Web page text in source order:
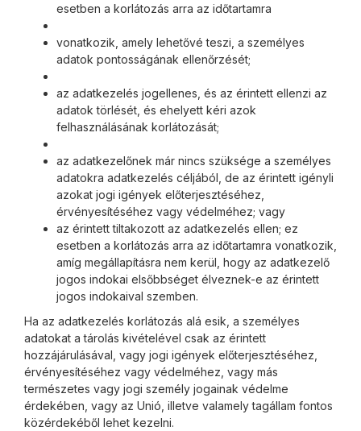
esetben a korlátozás arra az időtartamra
vonatkozik, amely lehetővé teszi, a személyes
adatok pontosságának ellenőrzését;
az adatkezelés jogellenes, és az érintett ellenzi az
adatok törlését, és ehelyett kéri azok
felhasználásának korlátozását;
az adatkezelőnek már nincs szüksége a személyes
adatokra adatkezelés céljából, de az érintett igényli
azokat jogi igények előterjesztéséhez,
érvényesítéséhez vagy védelméhez; vagy
az érintett tiltakozott az adatkezelés ellen; ez
esetben a korlátozás arra az időtartamra vonatkozik,
amíg megállapításra nem kerül, hogy az adatkezelő
jogos indokai elsőbbséget élveznek-e az érintett
jogos indokaival szemben.
Ha az adatkezelés korlátozás alá esik, a személyes
adatokat a tárolás kivételével csak az érintett
hozzájárulásával, vagy jogi igények előterjesztéséhez,
érvényesítéséhez vagy védelméhez, vagy más
természetes vagy jogi személy jogainak védelme
érdekében, vagy az Unió, illetve valamely tagállam fontos
közérdekéből lehet kezelni.